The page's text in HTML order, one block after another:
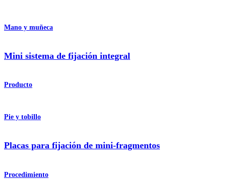
Mano y muñeca
Mini sistema de fijación integral
Producto
Pie y tobillo
Placas para fijación de mini-fragmentos
Procedimiento